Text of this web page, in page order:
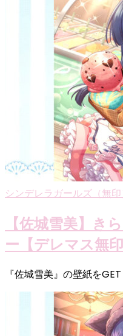
シンデレラガールズ（無印
【佐城雪美】き
ー【デレマス無印
『佐城雪美』の壁紙をGET